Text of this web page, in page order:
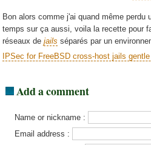
Bon alors comme j'ai quand même
temps sur ça aussi, voila la recette pour
réseaux de jails séparés par un
IPSec for FreeBSD cross-host jails
Add a comment
Name or nickname :
Email address :